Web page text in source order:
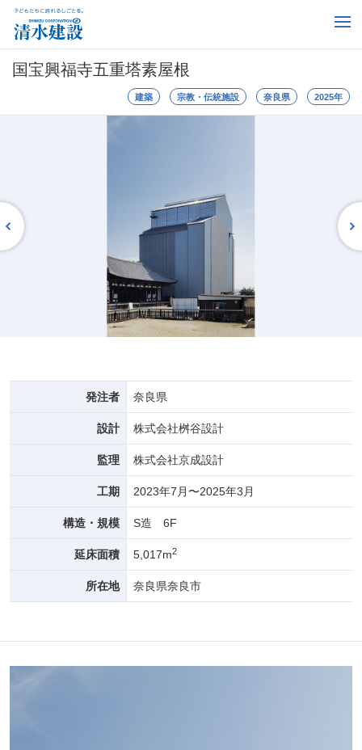
国宝興福寺五重塔素屋根
建築 宗教・伝統施設 奈良県 2025年
発注者 奈良県
設計 株式会社桝谷設計
監理 株式会社京成設計
工期 2023年7月〜2025年3月
構造・規模 S造 6F
延床面積 5,017m2
所在地 奈良県奈良市